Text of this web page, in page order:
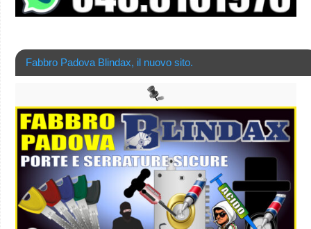
Fabbro Padova Blindax, il nuovo sito.